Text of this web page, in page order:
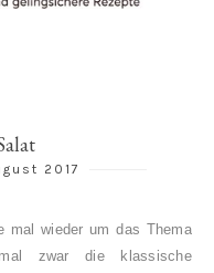
2017
mal wieder um das Thema
zwar die klassische